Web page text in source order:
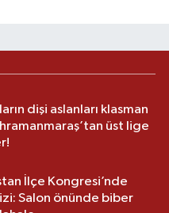
dişi aslanları klasman
üst lige
İlçe Kongresi’nde
Salon önünde biber